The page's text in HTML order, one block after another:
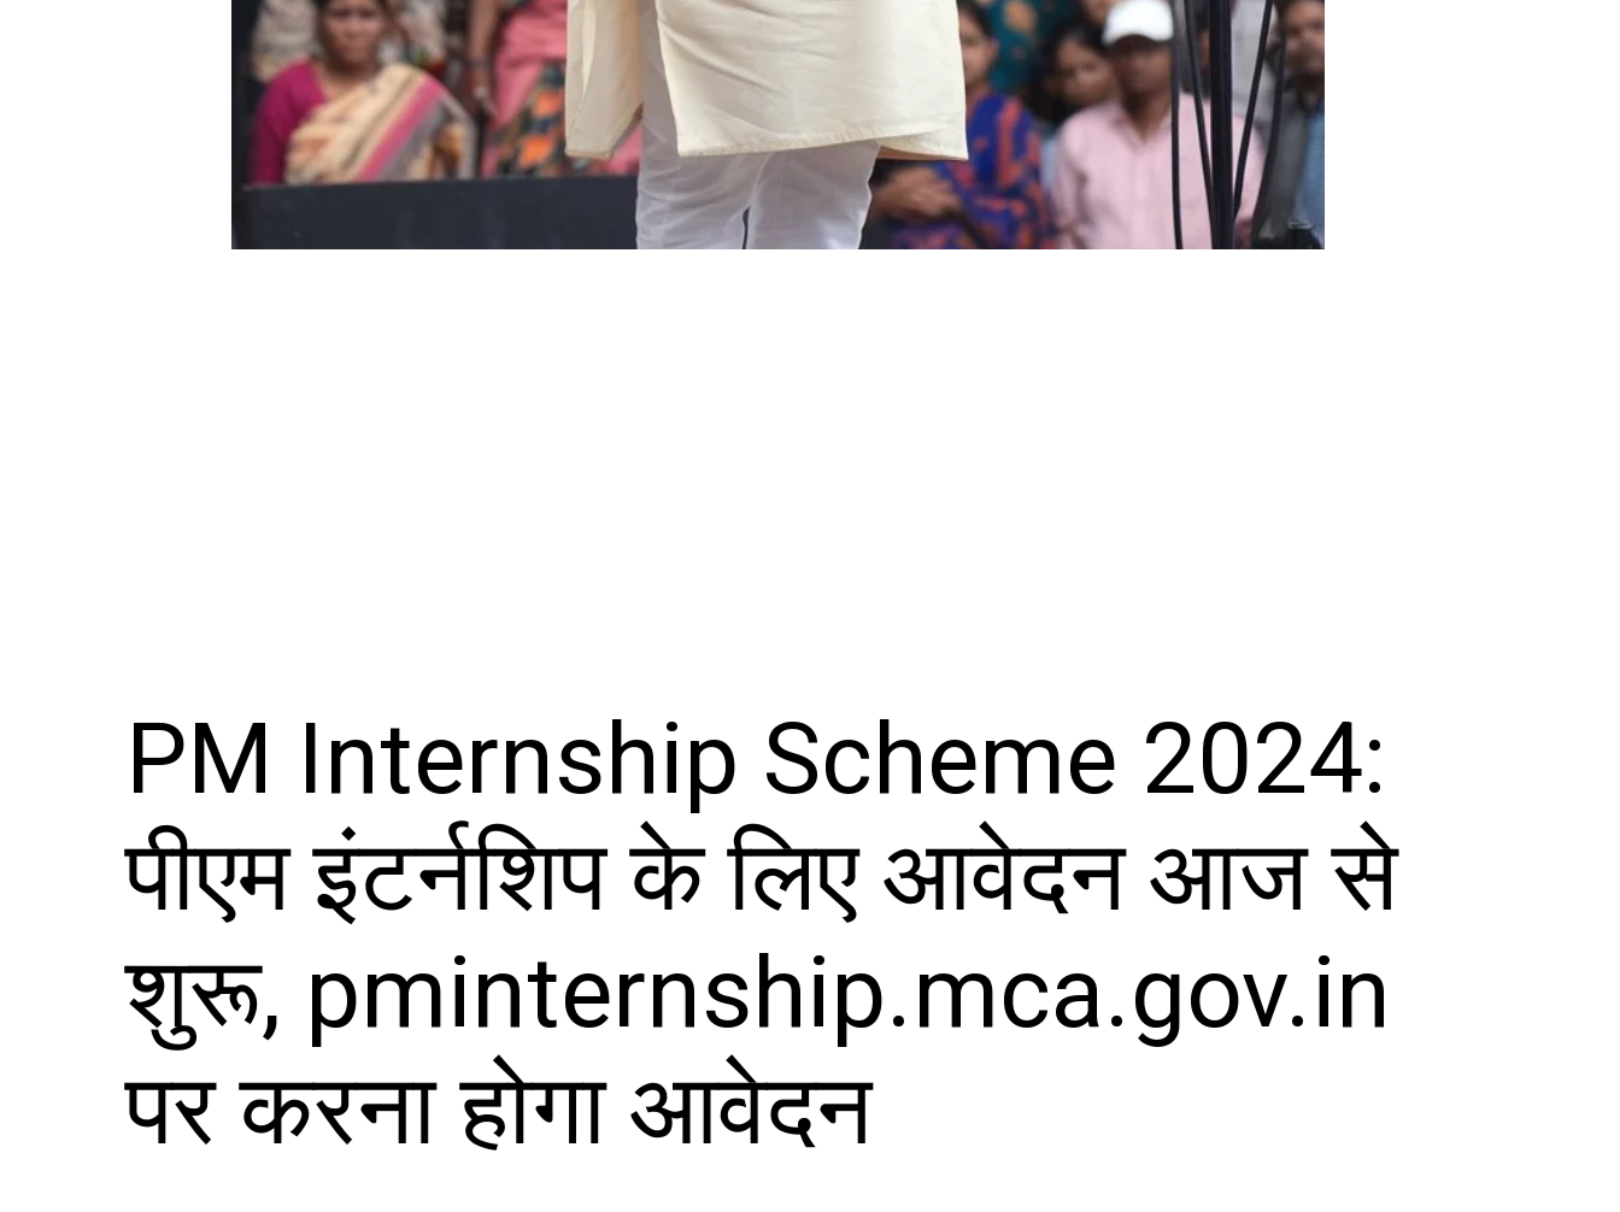
PM Internship Scheme 2024:
पीएम इंटर्नशिप के लिए आवेदन आज से
शुरू, pminternship.mca.gov.in
पर करना होगा आवेदन